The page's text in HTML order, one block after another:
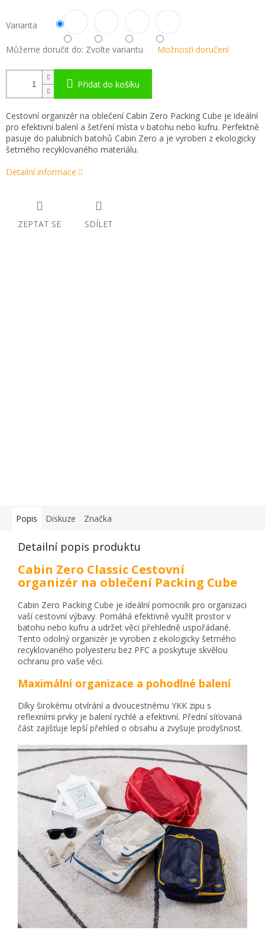
Varianta
Můžeme doručit do: Zvolte variantu Možnosti doručení
Přidat do košíku
Cestovní organizér na oblečení Cabin Zero Packing Cube je ideální
pro efektivní balení a šetření místa v batohu nebo kufru. Perfektně
pasuje do palubních batohů Cabin Zero a je vyroben z ekologicky
šetrného recyklovaného materiálu.
Detailní informace
ZEPTAT SE SDÍLET
Popis Diskuze Značka
Detailní popis produktu
Cabin Zero Classic Cestovní
organizér na oblečení Packing Cube
Cabin Zero Packing Cube je ideální pomocník pro organizaci
vaší cestovní výbavy. Pomáhá efektivně využít prostor v
batohu nebo kufru a udržet věci přehledně uspořádané.
Tento odolný organizér je vyroben z ekologicky šetrného
recyklovaného polyesteru bez PFC a poskytuje skvělou
ochranu pro vaše věci.
Maximální organizace a pohodlné balení
Díky širokému otvírání a dvoucestnému YKK zipu s
reflexními prvky je balení rychlé a efektivní. Přední síťovaná
část zajišťuje lepší přehled o obsahu a zvyšuje prodyšnost.